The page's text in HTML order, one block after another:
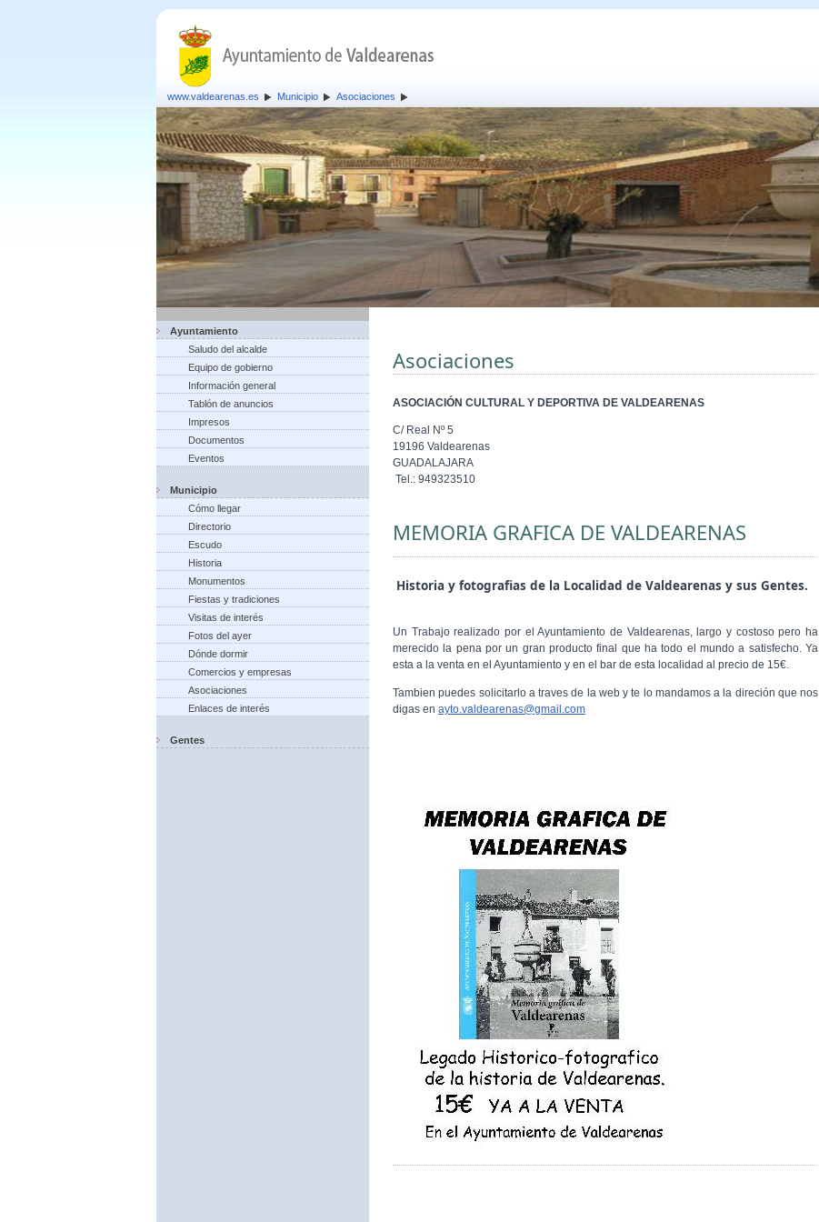
www.valdearenas.es Municipio Asociaciones
Ayuntamiento
Saludo del alcalde
Equipo de gobierno
Información general
Tablón de anuncios
Impresos
Documentos
Eventos
Municipio
Cómo llegar
Directorio
Escudo
Historia
Monumentos
Fiestas y tradiciones
Visitas de interés
Fotos del ayer
Dónde dormir
Comercios y empresas
Asociaciones
Enlaces de interés
Gentes
Asociaciones
ASOCIACIÓN CULTURAL Y DEPORTIVA DE VALDEARENAS
C/ Real Nº 5
19196 Valdearenas
GUADALAJARA
Tel.: 949323510
MEMORIA GRAFICA DE VALDEARENAS
Historia y fotografias de la Localidad de Valdearenas y sus Gentes.
Un Trabajo realizado por el Ayuntamiento de Valdearenas, largo y costoso pero ha
merecido la pena por un gran producto final que ha todo el mundo a satisfecho. Ya
esta a la venta en el Ayuntamiento y en el bar de esta localidad al precio de 15€.
Tambien puedes solicitarlo a traves de la web y te lo mandamos a la direción que nos
digas en ayto.valdearenas@gmail.com